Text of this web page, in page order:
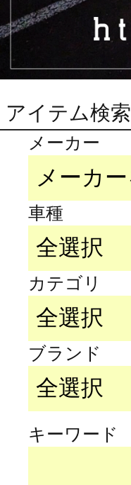
アイテム検索
メーカー
車種
カテゴリ
ブランド
キーワード